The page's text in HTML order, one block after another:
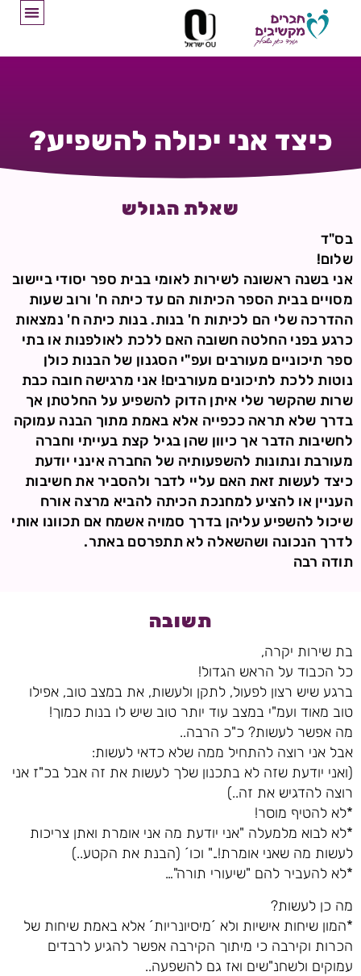
כיצד אני יכולה להשפיע?
שאלת הגולש
בס"ד
שלום!
אני בשנה ראשונה לשירות לאומי בבית ספר יסודי ביישוב
מסויים בבית הספר הכיתות הם עד כיתה ח' ורוב שעות
ההדרכה שלי הם לכיתות ח' בנות. בנות כיתה ח' נמצאות
כרגע בפני החלטה חשובה האם ללכת לאולפנות או בתי
ספר תיכוניים מעורבים ועפ"י הסגנון של הבנות כולן
נוטות ללכת לתיכונים מעורבים! אני מרגישה חובה כבת
שרות שהקשר שלי איתן הדוק להשפיע על החלטתן אך
בדרך שלא תראה ככפייה אלא באמת מתוך הבנה עמוקה
לחשיבות הדבר אך כיוון שהן בגיל קצת בעייתי וחברה
מעורבת ונתונות להשפעותיה של החברה אינני יודעת
כיצד לעשות זאת האם עליי לדבר ולהסביר את חשיבות
העניין או להציע למחנכת הכיתה להביא מרצה אורח
שיכול להשפיע עליהן בדרך סמויה אשמח אם תכוונו אותי
לדרך הנכונה ושהשאלה לא תתפרסם באתר.
תודה רבה
תשובה
בת שירות יקרה,
כל הכבוד על הראש הגדול!
ברגע שיש רצון לפעול, לתקן ולעשות, את במצב טוב, אפילו
טוב מאוד ועמ"י במצב עוד יותר טוב שיש לו בנות כמוך!
מה אפשר לעשות? כ"כ הרבה..
אבל אני רוצה להתחיל ממה שלא כדאי לעשות:
(ואני יודעת שזה לא בתכנון שלך לעשות את זה אבל בכ"ז אני
רוצה להדגיש את זה..)
*לא להטיף מוסר!
*לא לבוא מלמעלה "אני יודעת מה אני אומרת ואתן צריכות
לעשות מה שאני אומרת!.." וכו´ (הבנת את הקטע..)
*לא להעביר להם "שיעורי תורה"…
מה כן לעשות?
*המון שיחות אישיות ולא ´מיסיונריות´ אלא באמת שיחות של
הכרות וקירבה כי מיתוך הקירבה אפשר להגיע לרבדים
עמוקים ולשחנ"שים ואז גם להשפעה..